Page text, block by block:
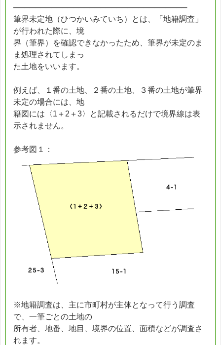
────────────────────────────────
筆界未定地（ひつかいみていち）とは、「地籍調査」
が行われた際に、境
界（筆界）を確認できなかったため、筆界が未定のま
ま処理されてしまっ
た土地をいいます。
例えば、１番の土地、２番の土地、３番の土地が筆界
未定の場合には、地
籍図には〈1＋2＋3〉と記載されるだけで境界線は表
示されません。
参考図１：
※地籍調査は、主に市町村が主体となって行う調査
で、一筆ごとの土地の
所有者、地番、地目、境界の位置、面積などが調査さ
れます。